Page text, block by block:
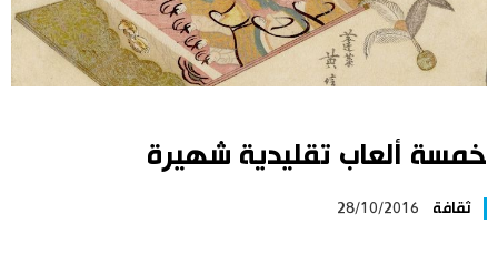
繁體字
Français
في العمق
أخبار
خمسة ألعاب تقليدية شهيرة
ثقافة 28/10/2016